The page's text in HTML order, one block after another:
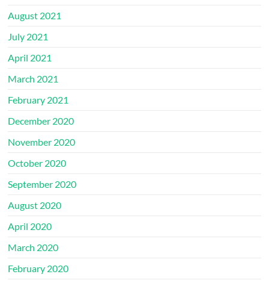
August 2021
July 2021
April 2021
March 2021
February 2021
December 2020
November 2020
October 2020
September 2020
August 2020
April 2020
March 2020
February 2020